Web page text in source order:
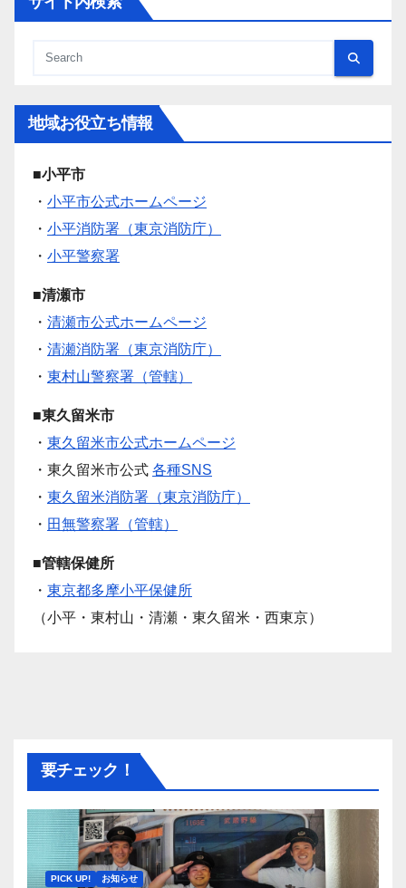
地域お役立ち情報
■小平市
・ 小平市公式ホームページ
・ 小平消防署（東京消防庁）
・ 小平警察署
■清瀬市
・ 清瀬市公式ホームページ
・ 清瀬消防署（東京消防庁）
・ 東村山警察署（管轄）
■東久留米市
・ 東久留米市公式ホームページ
・東久留米市公式 各種SNS
・ 東久留米消防署（東京消防庁）
・ 田無警察署（管轄）
■管轄保健所
・ 東京都多摩小平保健所
（小平・東村山・清瀬・東久留米・西東京）
要チェック！
PICK UP! お知らせ